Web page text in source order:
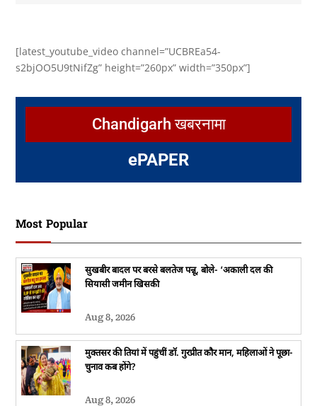
[latest_youtube_video channel=”UCBREa54-
s2bjOO5U9tNifZg” height=”260px” width=”350px”]
Chandigarh खबरनामा
ePAPER
Most Popular
सुखबीर बादल पर बरसे बलतेज पन्नू, बोले- ‘अकाली दल की
सियासी जमीन खिसकी
Aug 8, 2026
मुक्तसर की तियां में पहुंचीं डॉ. गुरप्रीत कौर मान, महिलाओं ने पूछा-
चुनाव कब होंगे?
Aug 8, 2026